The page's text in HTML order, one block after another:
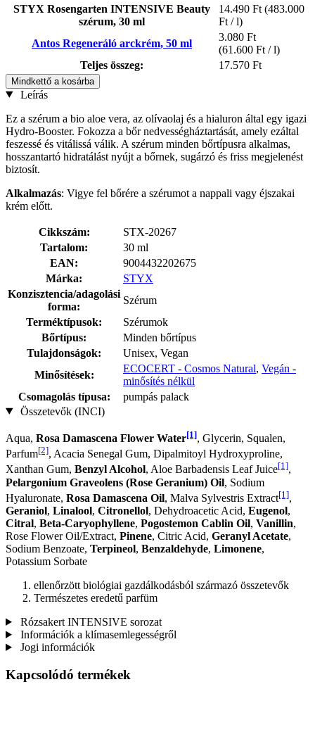
STYX Rosengarten INTENSIVE Beauty
szérum, 30 ml
14.490 Ft (483.000
Ft / l)
Antos Regeneráló arckrém, 50 ml
3.080 Ft
(61.600 Ft / l)
Teljes összeg:
17.570 Ft
Mindkettő a kosárba
Leírás
Ez a szérum a bio aloe vera, az olívaolaj és a hialuron által egy igazi
Hydro-Booster. Fokozza a bőr nedvességháztartását, amely ezáltal
feszessé és vitálissá válik. A szérum minden bőrtípusra alkalmas,
hosszantartó hidratálást nyújt a bőrnek, sugárzó és friss megjelenést
biztosít.
Alkalmazás: Vigye fel bőrére a szérumot a nappali vagy éjszakai
krém előtt.
Cikkszám:
STX-20267
Tartalom:
30 ml
EAN:
9004432202675
Márka:
STYX
Konzisztencia/adagolási
forma:
Szérum
Terméktípusok:
Szérumok
Bőrtípus:
Minden bőrtípus
Tulajdonságok:
Unisex, Vegan
Minősítések:
ECOCERT - Cosmos Natural, Vegán -
minősítés nélkül
Csomagolás típusa:
pumpás palack
Összetevők (INCI)
Aqua, Rosa Damascena Flower Water[1], Glycerin, Squalen,
Parfum[2], Acacia Senegal Gum, Dipalmitoyl Hydroxyproline,
Xanthan Gum, Benzyl Alcohol, Aloe Barbadensis Leaf Juice[1],
Pelargonium Graveolens (Rose Geranium) Oil, Sodium
Hyaluronate, Rosa Damascena Oil, Malva Sylvestris Extract[1],
Geraniol, Linalool, Citronellol, Dehydroacetic Acid, Eugenol,
Citral, Beta-Caryophyllene, Pogostemon Cablin Oil, Vanillin,
Rose Flower Oil/Extract, Pinene, Citric Acid, Geranyl Acetate,
Sodium Benzoate, Terpineol, Benzaldehyde, Limonene,
Potassium Sorbate
ellenőrzött biológiai gazdálkodásból származó összetevők
Természetes eredetű parfüm
Rózsakert INTENSIVE sorozat
Információk a klímasemlegességről
Jogi információk
Kapcsolódó termékek